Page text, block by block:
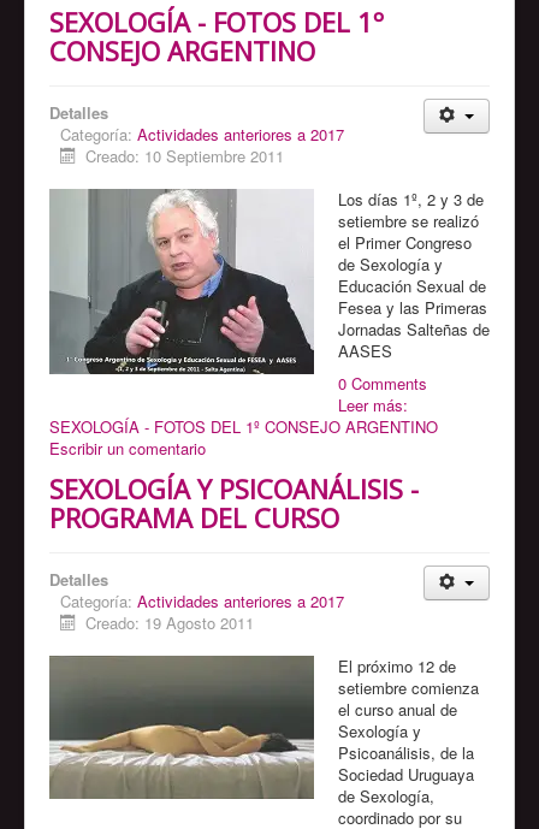
SEXOLOGÍA - FOTOS DEL 1º
CONSEJO ARGENTINO
Detalles
Categoría: Actividades anteriores a 2017
Creado: 10 Septiembre 2011
Los días 1º, 2 y 3 de
setiembre se realizó
el Primer Congreso
de Sexología y
Educación Sexual de
Fesea y las Primeras
Jornadas Salteñas de
AASES
0 Comments
Leer más:
SEXOLOGÍA - FOTOS DEL 1º CONSEJO ARGENTINO
Escribir un comentario
SEXOLOGÍA Y PSICOANÁLISIS -
PROGRAMA DEL CURSO
Detalles
Categoría: Actividades anteriores a 2017
Creado: 19 Agosto 2011
El próximo 12 de
setiembre comienza
el curso anual de
Sexología y
Psicoanálisis, de la
Sociedad Uruguaya
de Sexología,
coordinado por su